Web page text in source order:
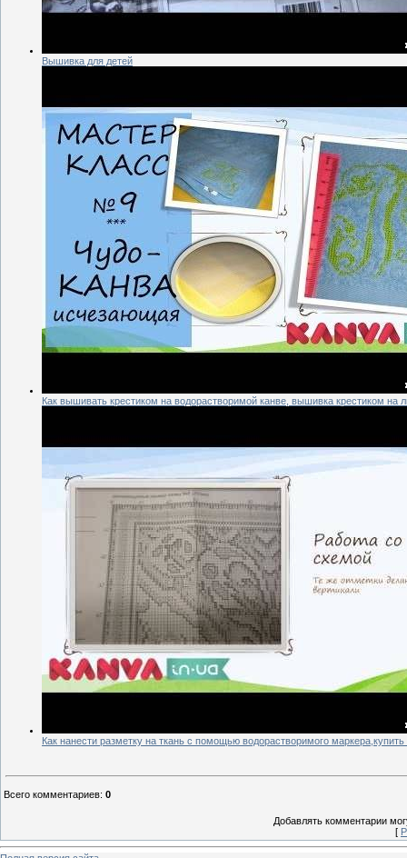
Вышивка для детей
Как вышивать крестиком на водорастворимой канве, вышивка крестиком на
Как нанести разметку на ткань с помощью водорастворимого
Всего комментариев: 0
Добавлять комментарии
[